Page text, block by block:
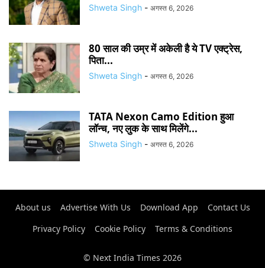
Shweta Singh - अगस्त 6, 2026
80 साल की उम्र में अकेली है ये TV एक्ट्रेस,
पिता...
Shweta Singh - अगस्त 6, 2026
TATA Nexon Camo Edition हुआ
लॉन्च, नए लुक के साथ मिलेंगे...
Shweta Singh - अगस्त 6, 2026
About us Advertise With Us Download App
Contact Us
Privacy Policy
Cookie Policy Terms & Conditions
© Next India Times 2026